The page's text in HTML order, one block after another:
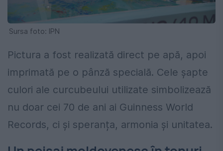
Sursa foto: IPN
Pictura a fost realizată direct pe apă, apoi
imprimată pe o pânză specială. Cele șapte
culori ale curcubeului utilizate simbolizează
nu doar cei 70 de ani ai Guinness World
Records, ci și speranța, armonia și unitatea.